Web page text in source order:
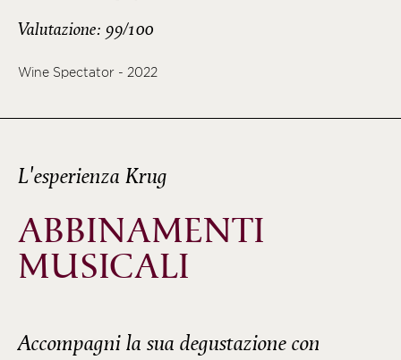
Valutazione: 99/100
Wine Spectator - 2022
L'esperienza Krug
ABBINAMENTI
MUSICALI
Accompagni la sua degustazione con